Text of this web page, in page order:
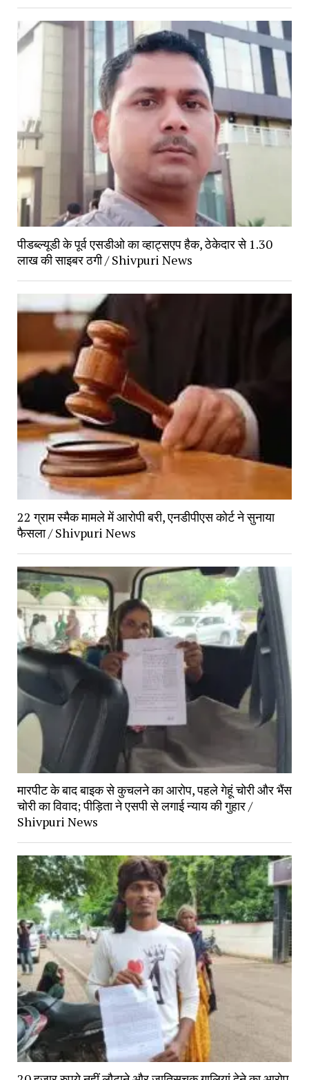
पीडब्ल्यूडी के पूर्व एसडीओ का व्हाट्सएप हैक, ठेकेदार से 1.30
लाख की साइबर ठगी / Shivpuri News
22 ग्राम स्मैक मामले में आरोपी बरी, एनडीपीएस कोर्ट ने सुनाया
फैसला / Shivpuri News
मारपीट के बाद बाइक से कुचलने का आरोप, पहले गेहूं चोरी और भैंस
चोरी का विवाद; पीड़िता ने एसपी से लगाई न्याय की गुहार /
Shivpuri News